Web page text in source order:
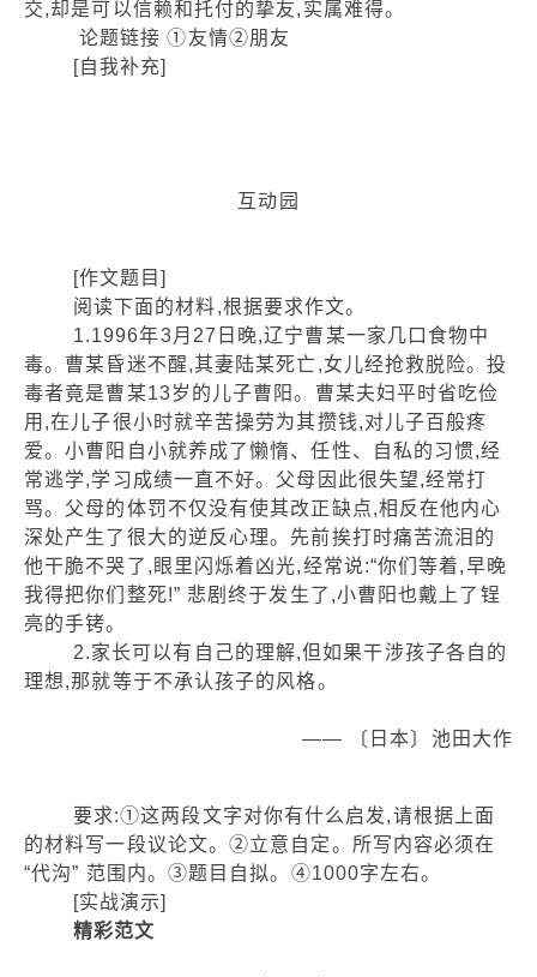
交,却是可以信赖和托付的挚友,实属难得。
论题链接 ①友情②朋友
[自我补充]
互动园
[作文题目]
阅读下面的材料,根据要求作文。
1.1996年3月27日晚,辽宁曹某一家几口食物中
毒。曹某昏迷不醒,其妻陆某死亡,女儿经抢救脱险。投
毒者竟是曹某13岁的儿子曹阳。曹某夫妇平时省吃俭
用,在儿子很小时就辛苦操劳为其攒钱,对儿子百般疼
爱。小曹阳自小就养成了懒惰、任性、自私的习惯,经
常逃学,学习成绩一直不好。父母因此很失望,经常打
骂。父母的体罚不仅没有使其改正缺点,相反在他内心
深处产生了很大的逆反心理。先前挨打时痛苦流泪的
他干脆不哭了,眼里闪烁着凶光,经常说:“你们等着,早晚
我得把你们整死!” 悲剧终于发生了,小曹阳也戴上了锃
亮的手铐。
2.家长可以有自己的理解,但如果干涉孩子各自的
理想,那就等于不承认孩子的风格。
—— 〔日本〕池田大作
要求:①这两段文字对你有什么启发,请根据上面
的材料写一段议论文。②立意自定。所写内容必须在
“代沟” 范围内。③题目自拟。④1000字左右。
[实战演示]
精彩范文